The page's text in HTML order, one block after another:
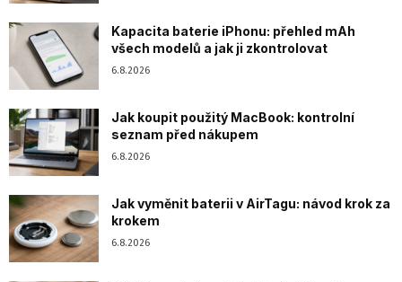
Kapacita baterie iPhonu: přehled mAh
všech modelů a jak ji zkontrolovat
6.8.2026
Jak koupit použitý MacBook: kontrolní
seznam před nákupem
6.8.2026
Jak vyměnit baterii v AirTagu: návod krok za
krokem
6.8.2026